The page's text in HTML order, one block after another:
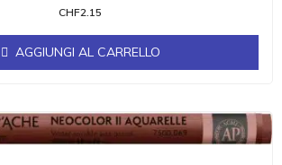
CHF2.15
AGGIUNGI AL CARRELLO